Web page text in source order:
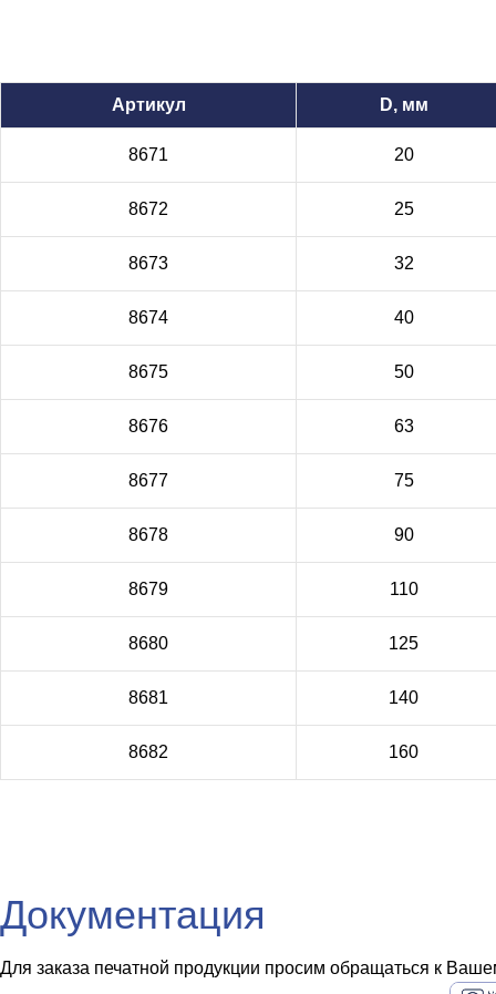
Артикул D, мм
8671 20
8672 25
8673 32
8674 40
8675 50
8676 63
8677 75
8678 90
8679 110
8680 125
8681 140
8682 160
Документация
Для заказа печатной продукции просим обращаться к